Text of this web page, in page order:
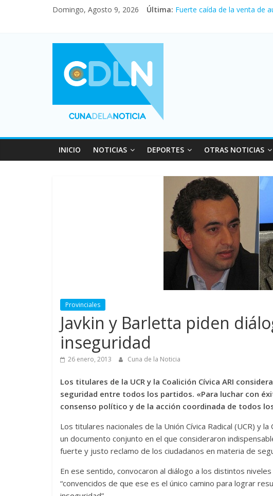
Domingo, Agosto 9, 2026 Última: Fuerte caída de la venta de
Desde que asumió Milei
Vacaciones de invierno
INICIO NOTICIAS DEPORTES OTRAS NOTICIAS
Provinciales
Javkin y Barletta piden
inseguridad
26 enero, 2013 Cuna de la Noticia
Los titulares de la UCR y la Coalición Cívica ARI
seguridad entre todos los partidos. «Para luchar con
consenso político y de la acción coordinada de todos
Los titulares nacionales de la Unión Cívica Radical (UCR) y la
un documento conjunto en el que consideraron
fuerte y justo reclamo de los ciudadanos en materia de
En ese sentido, convocaron al diálogo a los distintos
“convencidos de que ese es el único camino para lograr